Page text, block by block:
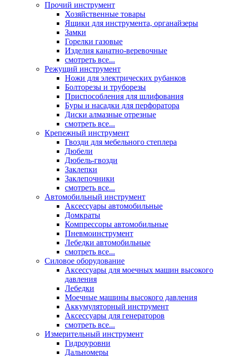
Прочий инструмент
Хозяйственные товары
Ящики для инструмента, органайзеры
Замки
Горелки газовые
Изделия канатно-веревочные
смотреть все...
Режущий инструмент
Ножи для электрических рубанков
Болторезы и труборезы
Приспособления для шлифования
Буры и насадки для перфоратора
Диски алмазные отрезные
смотреть все...
Крепежный инструмент
Гвозди для мебельного степлера
Дюбели
Дюбель-гвозди
Заклепки
Заклепочники
смотреть все...
Автомобильный инструмент
Аксессуары автомобильные
Домкраты
Компрессоры автомобильные
Пневмоинструмент
Лебедки автомобильные
смотреть все...
Силовое оборудование
Аксессуары для моечных машин высокого
давления
Лебедки
Моечные машины высокого давления
Аккумуляторный инструмент
Аксессуары для генераторов
смотреть все...
Измерительный инструмент
Гидроуровни
Дальномеры